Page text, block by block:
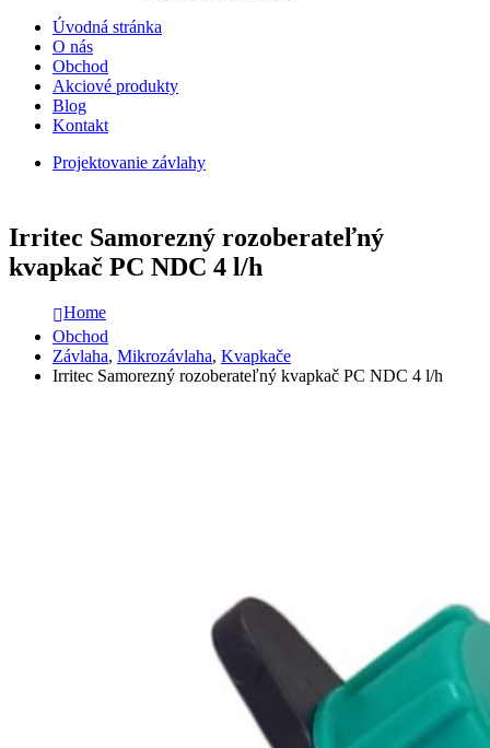
Úvodná stránka
O nás
Obchod
Akciové produkty
Blog
Kontakt
Projektovanie závlahy
Irritec Samorezný rozoberateľný
kvapkač PC NDC 4 l/h
Home
Obchod
Závlaha, Mikrozávlaha, Kvapkače
Irritec Samorezný rozoberateľný kvapkač PC NDC 4 l/h